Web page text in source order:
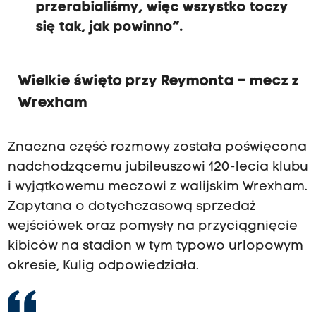
przerabialiśmy, więc wszystko toczy
się tak, jak powinno”.
Wielkie święto przy Reymonta – mecz z
Wrexham
Znaczna część rozmowy została poświęcona
nadchodzącemu jubileuszowi 120-lecia klubu
i wyjątkowemu meczowi z walijskim Wrexham.
Zapytana o dotychczasową sprzedaż
wejściówek oraz pomysły na przyciągnięcie
kibiców na stadion w tym typowo urlopowym
okresie, Kulig odpowiedziała.